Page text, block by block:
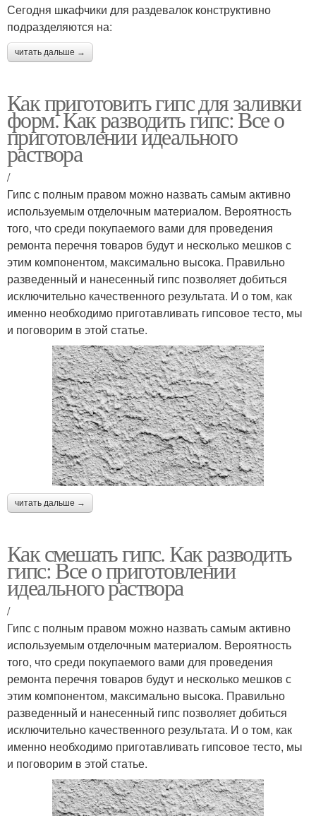
Сегодня шкафчики для раздевалок конструктивно
подразделяются на:
читать дальше →
Как приготовить гипс для заливки
форм. Как разводить гипс: Все о
приготовлении идеального
раствора
/
Гипс с полным правом можно назвать самым активно
используемым отделочным материалом. Вероятность
того, что среди покупаемого вами для проведения
ремонта перечня товаров будут и несколько мешков с
этим компонентом, максимально высока. Правильно
разведенный и нанесенный гипс позволяет добиться
исключительно качественного результата. И о том, как
именно необходимо приготавливать гипсовое тесто, мы
и поговорим в этой статье.
читать дальше →
Как смешать гипс. Как разводить
гипс: Все о приготовлении
идеального раствора
/
Гипс с полным правом можно назвать самым активно
используемым отделочным материалом. Вероятность
того, что среди покупаемого вами для проведения
ремонта перечня товаров будут и несколько мешков с
этим компонентом, максимально высока. Правильно
разведенный и нанесенный гипс позволяет добиться
исключительно качественного результата. И о том, как
именно необходимо приготавливать гипсовое тесто, мы
и поговорим в этой статье.